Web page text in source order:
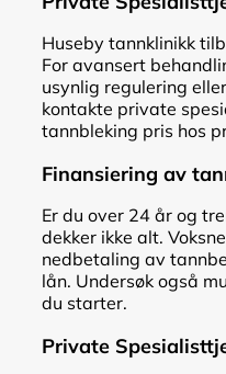
Huseby tannklinikk
For avansert
usynlig regulering
kontakte private
tannbleking pris hos
Finansiering av
Er du over 24 år og
dekker ikke alt.
nedbetaling av
lån. Undersøk også
du starter.
Private